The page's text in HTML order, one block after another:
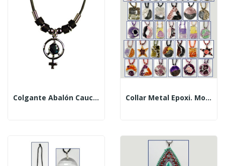
Colgante Abalón Caucho Caucho Signo Mujer Collar Metal Epoxi. Modelos Surtidos